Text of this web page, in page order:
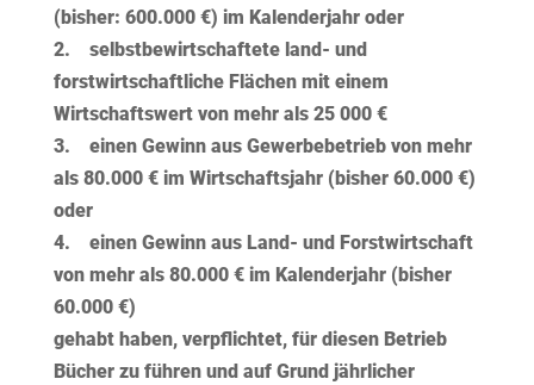
(bisher: 600.000 €) im Kalenderjahr oder
2. selbstbewirtschaftete land- und
forstwirtschaftliche Flächen mit einem
Wirtschaftswert von mehr als 25 000 €
3. einen Gewinn aus Gewerbebetrieb von mehr
als 80.000 €im Wirtschaftsjahr (bisher 60.000 €)
oder
4. einen Gewinn aus Land- und Forstwirtschaft
von mehr als 80.000 €im Kalenderjahr (bisher
60.000 €)
gehabt haben, verpflichtet, für diesen Betrieb
Bücher zu führen und auf Grund jährlicher